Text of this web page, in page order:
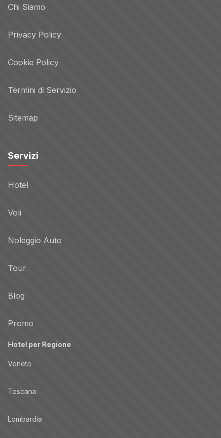
Chi Siamo
Privacy Policy
Cookie Policy
Termini di Servizio
Sitemap
Servizi
Hotel
Voli
Noleggio Auto
Tour
Blog
Promo
Hotel per Regione
Veneto
Toscana
Lombardia